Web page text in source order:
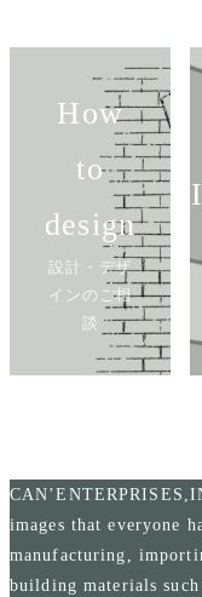
How
to
design
設計・デザ
インのご相
談
images that everyone
manufacturing,
building materials